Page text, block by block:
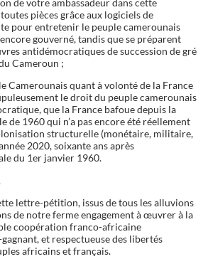
de votre ambassadeur dans cette
pièces grâce aux logiciels de
pour entretenir le peuple camerounais
gouverné, tandis que se préparent
antidémocratiques de succession de gré
Cameroun ;
Camerounais quant à volonté de la France
le droit du peuple camerounais
que la France bafoue depuis la
de 1960 qui n’a pas encore été réellement
structurelle (monétaire, militaire,
2020, soixante ans après
du 1er janvier 1960.
lettre-pétition, issus de tous les alluvions
de notre ferme engagement à œuvrer à la
coopération franco-africaine
et respectueuse des libertés
africains et français.